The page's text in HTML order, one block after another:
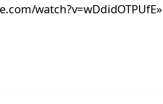
watch?v=wDdidOTPUfE»